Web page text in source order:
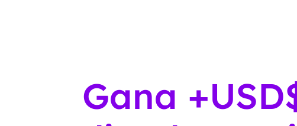
Gana